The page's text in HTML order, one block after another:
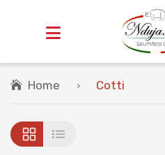
HOME
OFFERTE
SALUMI
Home Cotti